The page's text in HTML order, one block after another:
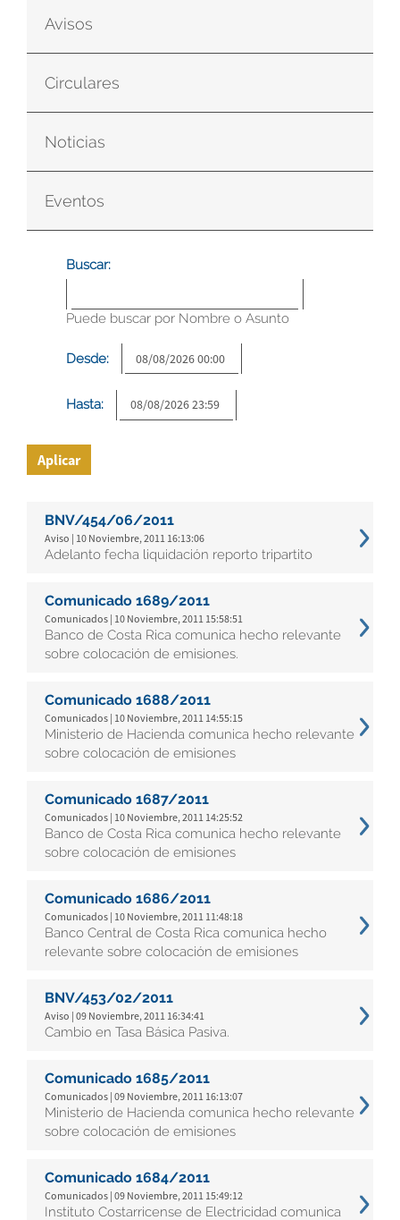
Avisos
Circulares
Noticias
Eventos
Buscar:
Puede buscar por Nombre o Asunto
Desde:
Hasta:
Aplicar
BNV/454/06/2011
Aviso | 10 Noviembre, 2011 16:13:06
Adelanto fecha liquidación reporto tripartito
Comunicado 1689/2011
Comunicados | 10 Noviembre, 2011 15:58:51
Banco de Costa Rica comunica hecho relevante
sobre colocación de emisiones.
Comunicado 1688/2011
Comunicados | 10 Noviembre, 2011 14:55:15
Ministerio de Hacienda comunica hecho relevante
sobre colocación de emisiones
Comunicado 1687/2011
Comunicados | 10 Noviembre, 2011 14:25:52
Banco de Costa Rica comunica hecho relevante
sobre colocación de emisiones
Comunicado 1686/2011
Comunicados | 10 Noviembre, 2011 11:48:18
Banco Central de Costa Rica comunica hecho
relevante sobre colocación de emisiones
BNV/453/02/2011
Aviso | 09 Noviembre, 2011 16:34:41
Cambio en Tasa Básica Pasiva.
Comunicado 1685/2011
Comunicados | 09 Noviembre, 2011 16:13:07
Ministerio de Hacienda comunica hecho relevante
sobre colocación de emisiones
Comunicado 1684/2011
Comunicados | 09 Noviembre, 2011 15:49:12
Instituto Costarricense de Electricidad comunica